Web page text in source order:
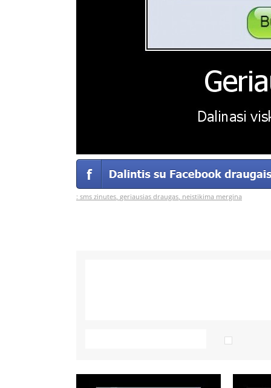
: sms zinutes, geriausias draugas, neistikima mergina